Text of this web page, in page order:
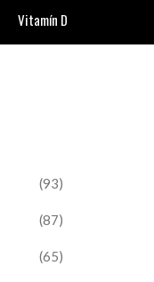
Vitamín D
(93)
(87)
(65)